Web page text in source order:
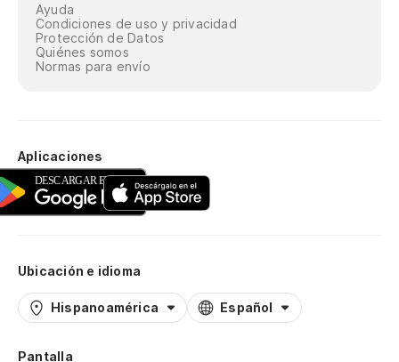
Ayuda
Condiciones de uso y privacidad
Protección de Datos
Quiénes somos
Normas para envío
Aplicaciones
Ubicación e idioma
Hispanoamérica Español
Pantalla